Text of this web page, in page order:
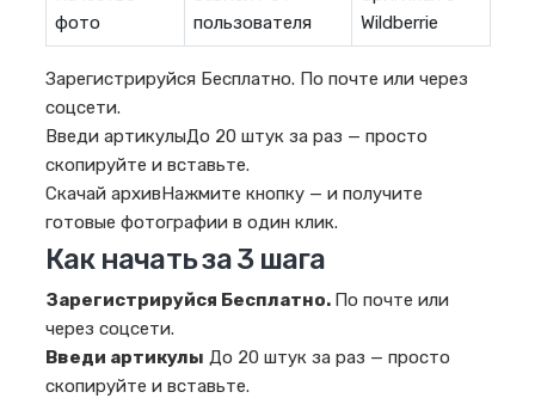
фото
пользователя
Wildberrie
Зарегистрируйся Бесплатно. По почте или через
соцсети.
Введи артикулыДо 20 штук за раз — просто
скопируйте и вставьте.
Скачай архивНажмите кнопку — и получите
готовые фотографии в один клик.
Как начать за 3 шага
Зарегистрируйся Бесплатно. По почте или
через соцсети.
Введи артикулы До 20 штук за раз — просто
скопируйте и вставьте.